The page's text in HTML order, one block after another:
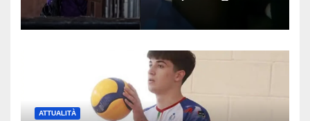
insegnanti: il possibile
movente dietro il massacro in
ATTUALITÀ